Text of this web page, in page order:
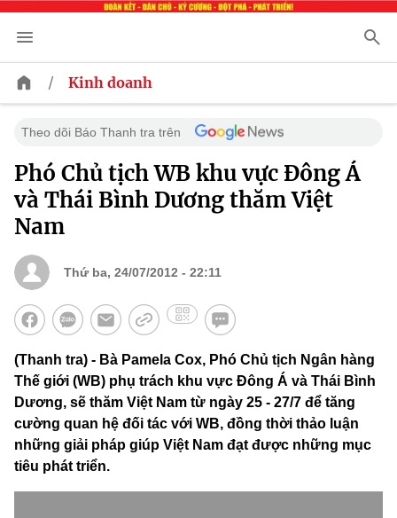
/ Kinh doanh
Theo dõi Báo Thanh tra trên
Phó Chủ tịch WB khu vực Đông Á
và Thái Bình Dương thăm Việt
Nam
Thứ ba, 24/07/2012 - 22:11
(Thanh tra) - Bà Pamela Cox, Phó Chủ tịch Ngân hàng
Thế giới (WB) phụ trách khu vực Đông Á và Thái Bình
Dương, sẽ thăm Việt Nam từ ngày 25 - 27/7 để tăng
cường quan hệ đối tác với WB, đồng thời thảo luận
những giải pháp giúp Việt Nam đạt được những mục
tiêu phát triển.